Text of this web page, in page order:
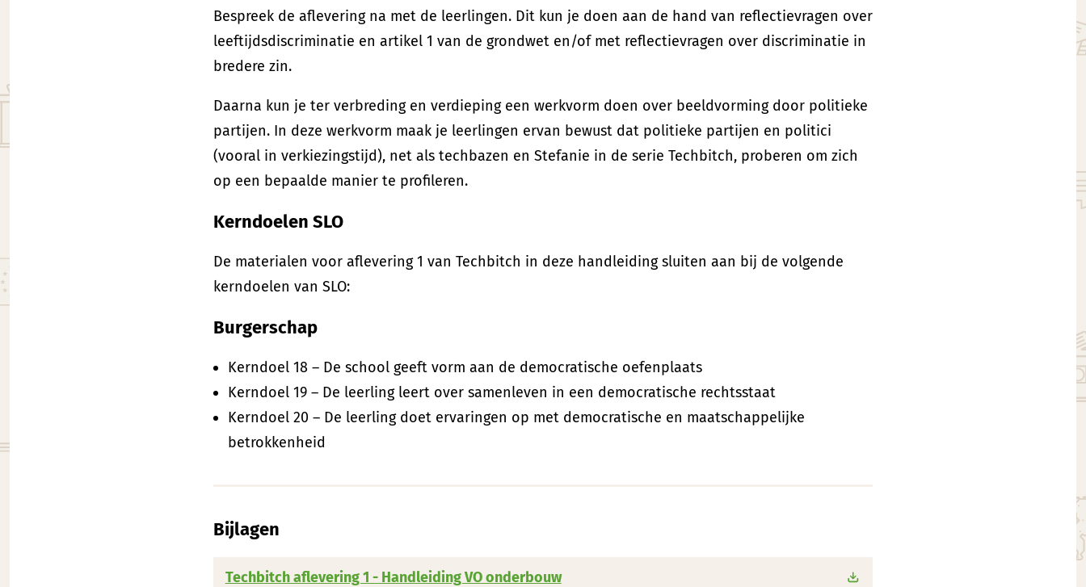
Bespreek de aflevering na met de leerlingen. Dit kun je doen aan de hand van reflectievragen over
leeftijdsdiscriminatie en artikel 1 van de grondwet en/of met reflectievragen over discriminatie in
bredere zin.
Daarna kun je ter verbreding en verdieping een werkvorm doen over beeldvorming door politieke
partijen. In deze werkvorm maak je leerlingen ervan bewust dat politieke partijen en politici
(vooral in verkiezingstijd), net als techbazen en Stefanie in de serie Techbitch, proberen om zich
op een bepaalde manier te profileren.
Kerndoelen SLO
De materialen voor aflevering 1 van Techbitch in deze handleiding sluiten aan bij de volgende
kerndoelen van SLO:
Burgerschap
Kerndoel 18 – De school geeft vorm aan de democratische oefenplaats
Kerndoel 19 – De leerling leert over samenleven in een democratische rechtsstaat
Kerndoel 20 – De leerling doet ervaringen op met democratische en maatschappelijke
betrokkenheid
Bijlagen
Techbitch aflevering 1 - Handleiding VO onderbouw